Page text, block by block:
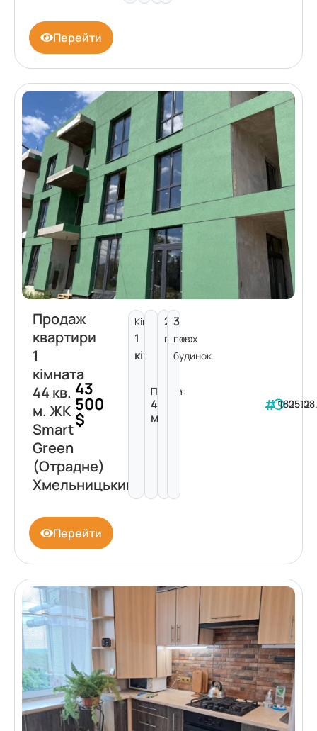
Перейти
Продаж
квартири
1
кімната
44 кв.
м. ЖК
Smart
Green
(Отрадне)
Хмельницький
43
500
$
Кімнат:
1
кімната
Площа:
44
м²
2
поверх
3
пов.
будинок
182512
Перейти